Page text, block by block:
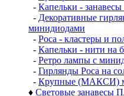
- Капельки - занавесы
- Декоративные
минидиодами
- Роса - кластеры и
- Капельки - нити на
- Ретро лампы с
- Гирлянды Роса на
- Крупные (МАКСИ)
♦ Световые занавесы